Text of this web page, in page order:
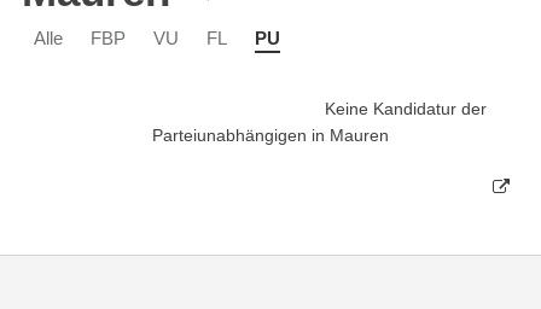
Alle FBP VU FL PU
Keine Kandidatur der
Parteiunabhängigen in Mauren